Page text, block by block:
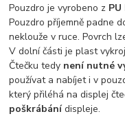
Pouzdro je vyrobeno z PU
Pouzdro příjemně padne
neklouže v ruce. Povrch
V dolní části je plast
Čtečku tedy není nutné
používat a nabíjet i v
který přiléhá na displej
poškrábánídispleje.